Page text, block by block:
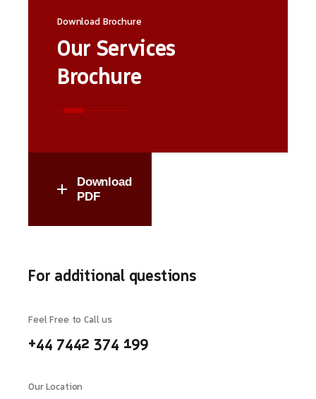
Download Brochure
Our Services
Brochure
Download
PDF
For additional questions
Feel Free to Call us
+44 7442 374 199
Our Location